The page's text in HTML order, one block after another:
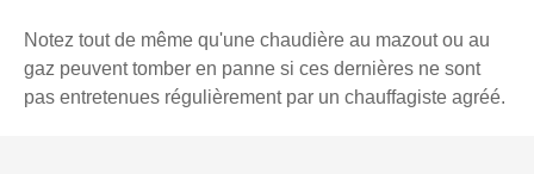
Notez tout de même qu'une chaudière au mazout ou au
gaz peuvent tomber en panne si ces dernières ne sont
pas entretenues régulièrement par un chauffagiste agréé.